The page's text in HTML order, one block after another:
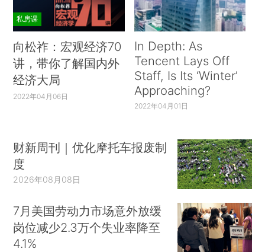
私房课
向松祚：宏观经济70
讲，带你了解国内外
经济大局
2022年04月06日
In Depth: As
Tencent Lays Off
Staff, Is Its ‘Winter’
Approaching?
2022年04月01日
财新周刊｜优化摩托车报废制
度
2026年08月08日
7月美国劳动力市场意外放缓
岗位减少2.3万个失业率降至
4.1%